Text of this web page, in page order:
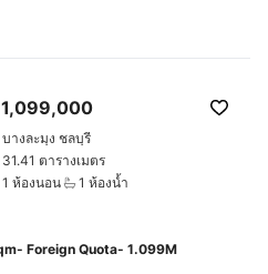
1,099,000
บางละมุง ชลบุรี
31.41 ตารางเมตร
1 ห้องนอน
1 ห้องน้ำ
🔥 Final Price - Studio 31.41 sqm- Foreign Quota- 1.099M